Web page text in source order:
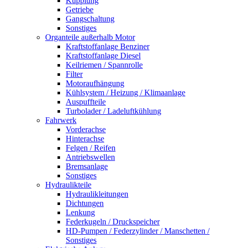
Getriebe
Gangschaltung
Sonstiges
Organteile außerhalb Motor
Kraftstoffanlage Benziner
Kraftstoffanlage Diesel
Keilriemen / Spannrolle
Filter
Motoraufhängung
Kühlsystem / Heizung / Klimaanlage
Auspuffteile
Turbolader / Ladeluftkühlung
Fahrwerk
Vorderachse
Hinterachse
Felgen / Reifen
Antriebswellen
Bremsanlage
Sonstiges
Hydraulikteile
Hydraulikleitungen
Dichtungen
Lenkung
Federkugeln / Druckspeicher
HD-Pumpen / Federzylinder / Manschetten /
Sonstiges